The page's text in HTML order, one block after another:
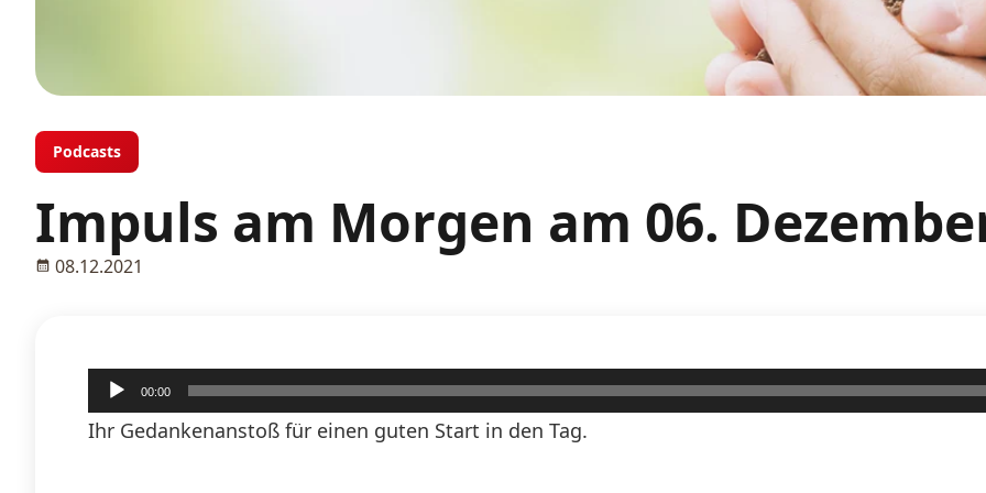
Podcasts
Impuls am Morgen am 06.
08.12.2021
Audio-
Player
00:00
Ihr Gedankenanstoß für einen guten Start in den Tag.